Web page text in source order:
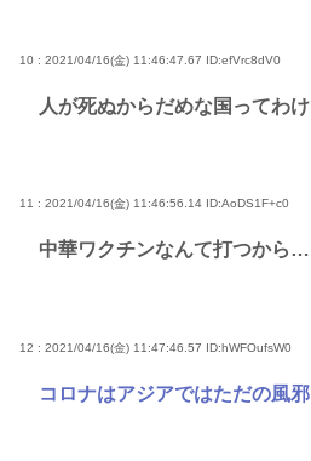
10 : 2021/04/16(金) 11:46:47.67 ID:efVrc8dV0
人が死ぬからだめな国ってわ
11 : 2021/04/16(金) 11:46:56.14 ID:AoDS1F+c0
中華ワクチンなんて打つから
12 : 2021/04/16(金) 11:47:46.57 ID:hWFOufsW0
コロナはアジアではただの風邪